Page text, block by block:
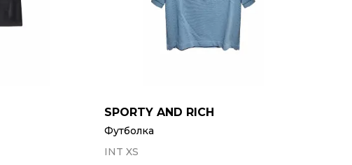
SPORTY AND RICH
Футболка
INT XS